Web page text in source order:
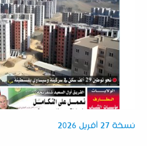
نسخة 27 أفريل 2026